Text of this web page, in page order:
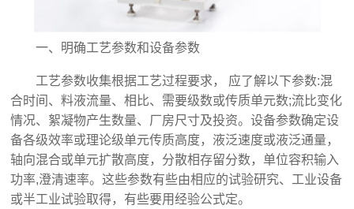
一、明确工艺参数和设备参数
工艺参数收集根据工艺过程要求， 应了解以下参数:混
合时间、料液流量、相比、需要级数或传质单元数;流比变化
情况、絮凝物产生数量、厂房尺寸及投资。设备参数确定设
备各级效率或理论级单元传质高度，液泛速度或液泛通量，
轴向混合或单元扩散高度，分散相存留分数，单位容积输入
功率,澄清速率。这些参数有些由相应的试验研究、工业设备
或半工业试验取得，有些要用经验公式定。